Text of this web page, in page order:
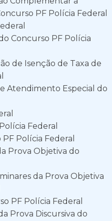
PF Polícia Federal
Concurso PF Polícia
de Isenção de Taxa de
Atendimento Especial do
Federal
Polícia Federal
Prova Objetiva do
da Prova Objetiva
PF Polícia Federal
Prova Discursiva do